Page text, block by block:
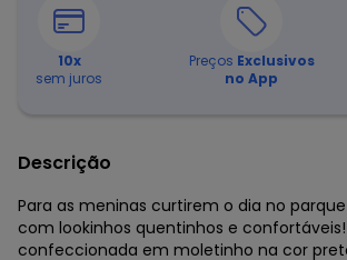
10x
sem juros
Preços Exclusivos
no App
Descrição
Para as meninas curtirem o dia no
com lookinhos quentinhos e confortáveis!
confeccionada em moletinho na cor